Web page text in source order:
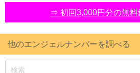
⇒ 初回3,000円分の無料
他のエンジェルナンバーを調べる